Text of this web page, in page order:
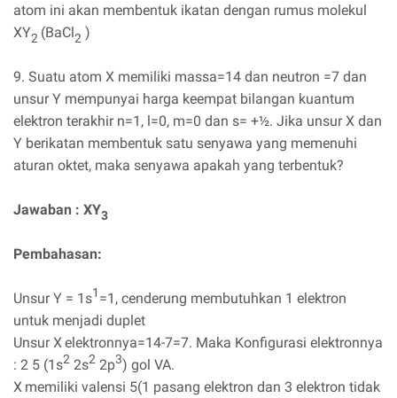
atom ini akan membentuk ikatan dengan rumus molekul
XY2 (BaCl2 )
9. Suatu atom X memiliki massa=14 dan neutron =7 dan
unsur Y mempunyai harga keempat bilangan kuantum
elektron terakhir n=1, l=0, m=0 dan s= +½. Jika unsur X dan
Y berikatan membentuk satu senyawa yang memenuhi
aturan oktet, maka senyawa apakah yang terbentuk?
Jawaban : XY3
Pembahasan:
Unsur Y = 1s1 =1, cenderung membutuhkan 1 elektron
untuk menjadi duplet
Unsur Xelektronnya=14-7=7. Maka Konfigurasi elektronnya
: 2 5 (1s2 2s2 2p3) gol VA.
X memiliki valensi 5(1 pasang elektron dan 3 elektron tidak